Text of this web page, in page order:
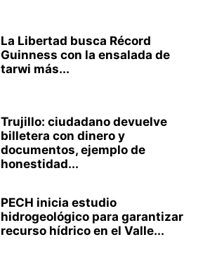
La Libertad busca Récord
Guinness con la ensalada de
tarwi más...
Trujillo: ciudadano devuelve
billetera con dinero y
documentos, ejemplo de
honestidad...
PECH inicia estudio
hidrogeológico para garantizar
recurso hídrico en el Valle...